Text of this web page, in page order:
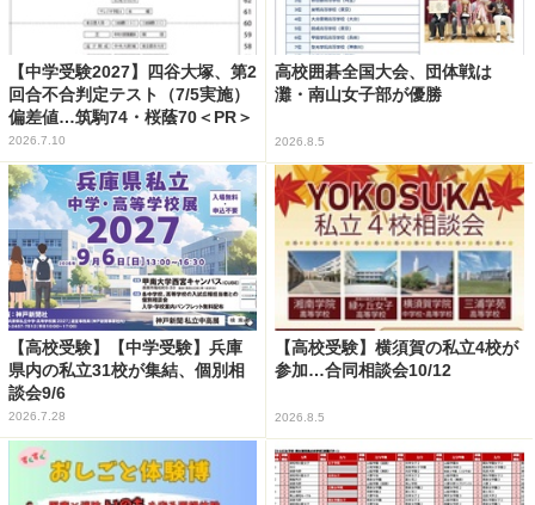
【中学受験2027】四谷大塚、第2
回合不合判定テスト（7/5実施）
偏差値…筑駒74・桜蔭70＜PR＞
2026.7.10
高校囲碁全国大会、団体戦は
灘・南山女子部が優勝
2026.8.5
【高校受験】【中学受験】兵庫
県内の私立31校が集結、個別相
談会9/6
2026.7.28
【高校受験】横須賀の私立4校が
参加…合同相談会10/12
2026.8.5